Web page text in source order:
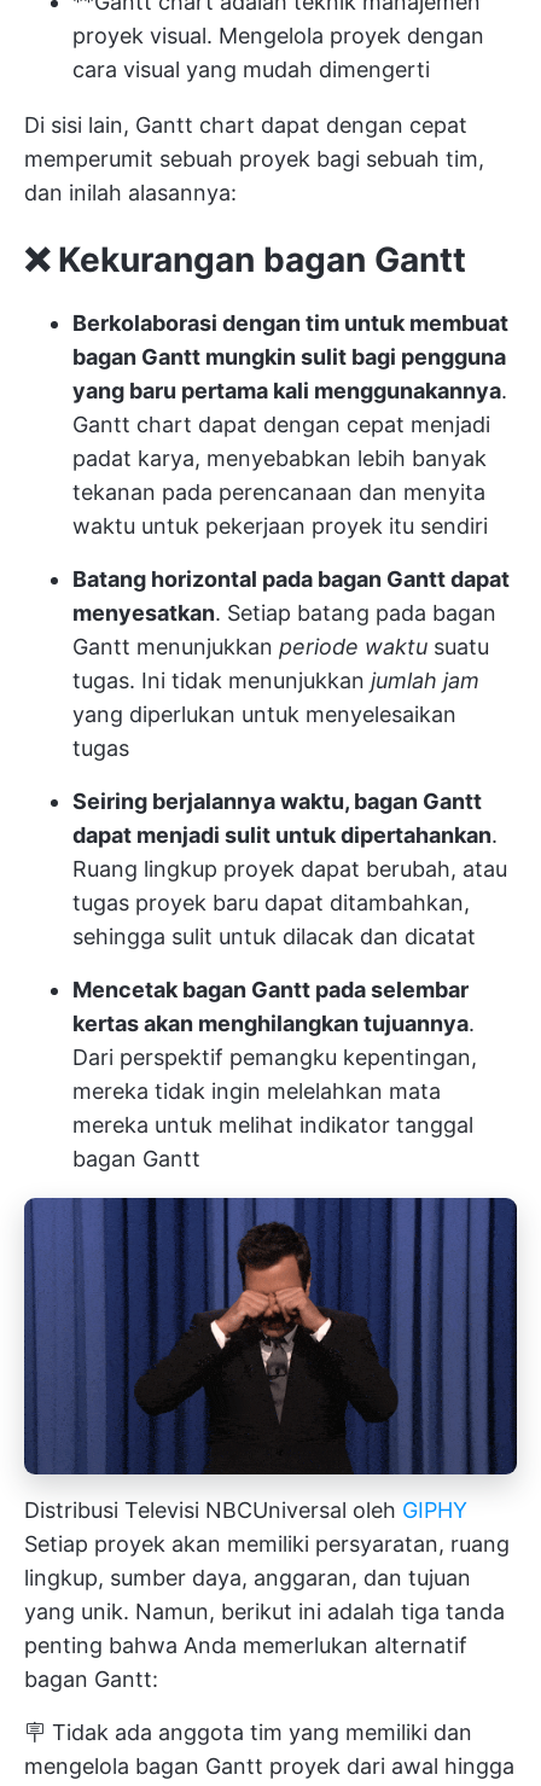
proyek visual. Mengelola proyek dengan
cara visual yang mudah dimengerti
Di sisi lain, Gantt chart dapat dengan cepat
memperumit sebuah proyek bagi sebuah tim,
dan inilah alasannya:
❌ Kekurangan bagan Gantt
Berkolaborasi dengan tim untuk membuat
bagan Gantt mungkin sulit bagi pengguna
yang baru pertama kali menggunakannya.
Gantt chart dapat dengan cepat menjadi
padat karya, menyebabkan lebih banyak
tekanan pada perencanaan dan menyita
waktu untuk pekerjaan proyek itu sendiri
Batang horizontal pada bagan Gantt dapat
menyesatkan. Setiap batang pada bagan
Gantt menunjukkan periode waktu suatu
tugas. Ini tidak menunjukkan jumlah jam
yang diperlukan untuk menyelesaikan
tugas
Seiring berjalannya waktu, bagan Gantt
dapat menjadi sulit untuk dipertahankan.
Ruang lingkup proyek dapat berubah, atau
tugas proyek baru dapat ditambahkan,
sehingga sulit untuk dilacak dan dicatat
Mencetak bagan Gantt pada selembar
kertas akan menghilangkan tujuannya.
Dari perspektif pemangku kepentingan,
mereka tidak ingin melelahkan mata
mereka untuk melihat indikator tanggal
bagan Gantt
Distribusi Televisi NBCUniversal oleh GIPHY
Setiap proyek akan memiliki persyaratan, ruang
lingkup, sumber daya, anggaran, dan tujuan
yang unik. Namun, berikut ini adalah tiga tanda
penting bahwa Anda memerlukan alternatif
bagan Gantt:
🪧 Tidak ada anggota tim yang memiliki dan
mengelola bagan Gantt proyek dari awal hingga